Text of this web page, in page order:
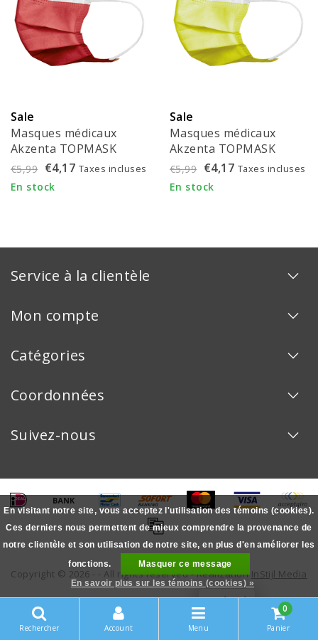
Sale
Masques médicaux
Akzenta TOPMASK
rouges IIR/2R avec
élastiques 50 pièces
€5,99 €4,17 Taxes incluses
En stock
Sale
Masques médicaux
Akzenta TOPMASK
verts vifs IIR/2R avec
élastiques 50 pièces
€5,99 €4,17 Taxes incluses
En stock
Service à la clientèle
Mon compte
Catégories
Coordonnées
Suivez-nous
Copyright © 2026 - - All rights reserved - RealizationInStijl Media
Rechercher Account Menu
0
Panier
En visitant notre site, vous acceptez l'utilisation des témoins (cookies).
Ces derniers nous permettent de mieux comprendre la provenance de
notre clientèle et son utilisation de notre site, en plus d'en améliorer les
fonctions.
Masquer ce message
En savoir plus sur les témoins (cookies) »